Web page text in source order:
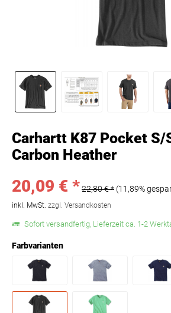
Carhartt K87 Pocket S/
Carbon Heather
20,09 € *22,80 € * (11,89%
inkl. MwSt. zzgl. Versandkosten
Sofort versandfertig, Lieferzeit ca. 1-2
Farbvarianten